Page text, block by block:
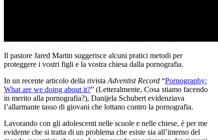
Il pastore Jared Martin suggerisce alcuni pratici metodi per
proteggere i vostri figli e la vostra chiesa dalla pornografia.
In un recente articolo della rivista Adventist Record “Pornography:
What are we doing about it?” (Letteralmente, Cosa stiamo facendo
in merito alla pornografia?), Danijela Schubert evidenziava
l’allarmante tasso di giovani che lottano contro la pornografia.
Lavorando con gli adolescenti nelle scuole e nelle chiese, è per me
evidente che si tratta di un problema che esiste sia all’interno del